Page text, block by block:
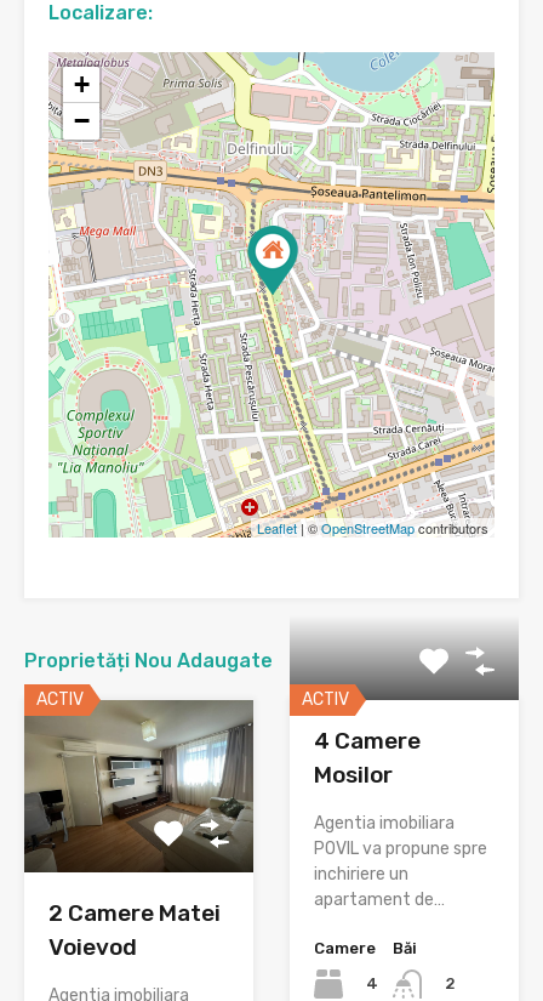
Localizare:
+
−
Leaflet| ©OpenStreetMapcontributors
Proprietăți Nou Adaugate
ACTIV
2 Camere Matei
Voievod
Agentia imobiliara
ACTIV
4 Camere
Mosilor
Agentia imobiliara
POVIL va propune spre
inchiriere un
apartament de…
Camere
4
Băi
2